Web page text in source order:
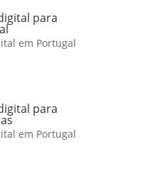
para
em Portugal
para
em Portugal